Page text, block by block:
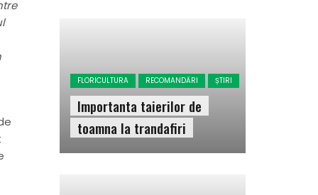
FLORICULTURA RECOMANDĂRI ȘTIRI
Importanta taierilor de
toamna la trandafiri